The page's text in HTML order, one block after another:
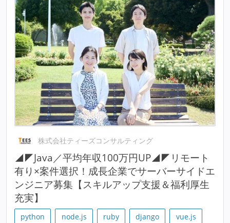
株式会社ティーズコンサルティング
◢◤Java／平均年収100万円UP◢◤リモート
有り×案件選択！成長企業でサーバーサイドエ
ンジニア募集【スキルアップ支援＆福利厚生
充実】
python node.js ruby django
vue.js